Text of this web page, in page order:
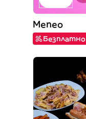
Meneo
Безплатно